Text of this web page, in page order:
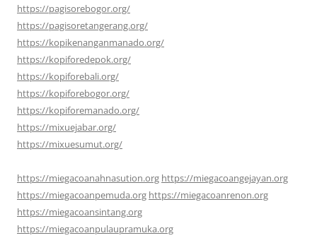
https://pagisorebogor.org/
https://pagisoretangerang.org/
https://kopikenanganmanado.org/
https://kopiforedepok.org/
https://kopiforebali.org/
https://kopiforebogor.org/
https://kopiforemanado.org/
https://mixuejabar.org/
https://mixuesumut.org/
https://miegacoanahnasution.org https://miegacoangejayan.org
https://miegacoanpemuda.org https://miegacoanrenon.org
https://miegacoansintang.org
https://miegacoanpulaupramuka.org